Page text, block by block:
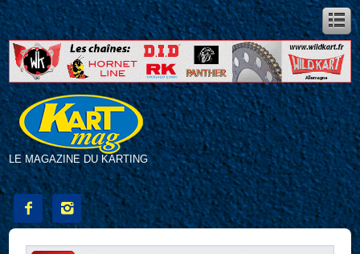
LE MAGAZINE DU KARTING
 